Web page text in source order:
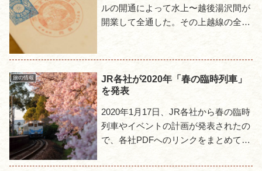
ルの開通によって水上〜越後湯沢間が
開業して全通した。その上越線の全通
旅の情報
JR各社が2020年「春の臨時列車」
を発表
2020年1月17日、JR各社から春の臨時
列車やイベントの計画が発表されたの
で、各社PDFへのリンクをまとめてお
JR東日本春の増発列車のお知らせ常磐